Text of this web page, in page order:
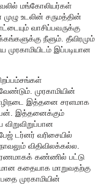
மங்கோலியர்கள்
உடலின் சருமத்தின்
வாசிப்பவருக்கு
நீளும். தீவிரமும்
முரகாமியிடம் இப்படியான
முரகாமியின்
இத்தனை சரளமாக
இத்தனைக்கும்
டர்னர் வரிசையில்
விதிவிலக்கல்ல.
கண்ணில் பட்டு
கதையாக மாறுவதற்கு
முரகாமியின்